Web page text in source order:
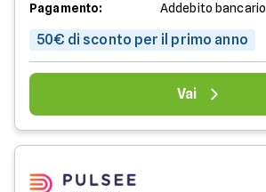
Pagamento:
Addebito bancario
50€ di sconto per il primo anno
Vai